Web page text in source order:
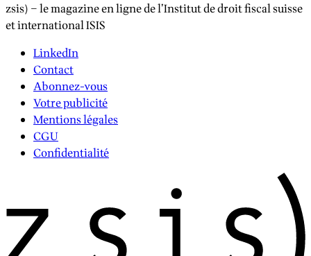
zsis) – le magazine en ligne de l’Institut de droit fiscal suisse
et international ISIS
LinkedIn
Contact
Abonnez-vous
Votre publicité
Mentions légales
CGU
Confidentialité